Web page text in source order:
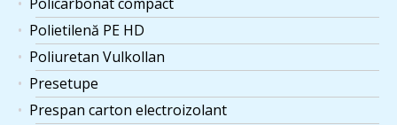
Polietilenă PE HD
Poliuretan Vulkollan
Presetupe
Prespan carton electroizolant